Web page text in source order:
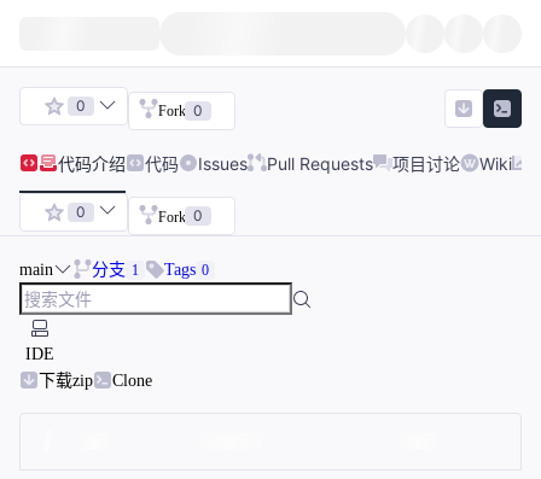
0 Fork 0
代码介绍 代码 Issues Pull Requests 项目讨论 Wiki
0 Fork 0
main 分支 1 Tags 0
IDE
下载zip
Clone